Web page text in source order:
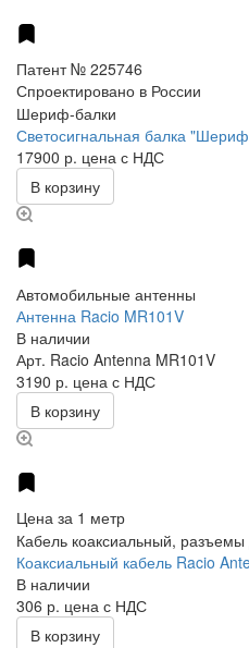
Патент № 225746
Спроектировано в России
Шериф-балки
Светосигнальная балка
17900 р. цена с НДС
В корзину
Автомобильные антенны
Антенна Racio MR101V
В наличии
Арт. Racio Antenna MR101V
3190 р. цена с НДС
В корзину
Цена за 1 метр
Кабель коаксиальный, разъемы
Коаксиальный кабель Racio
В наличии
306 р. цена с НДС
В корзину